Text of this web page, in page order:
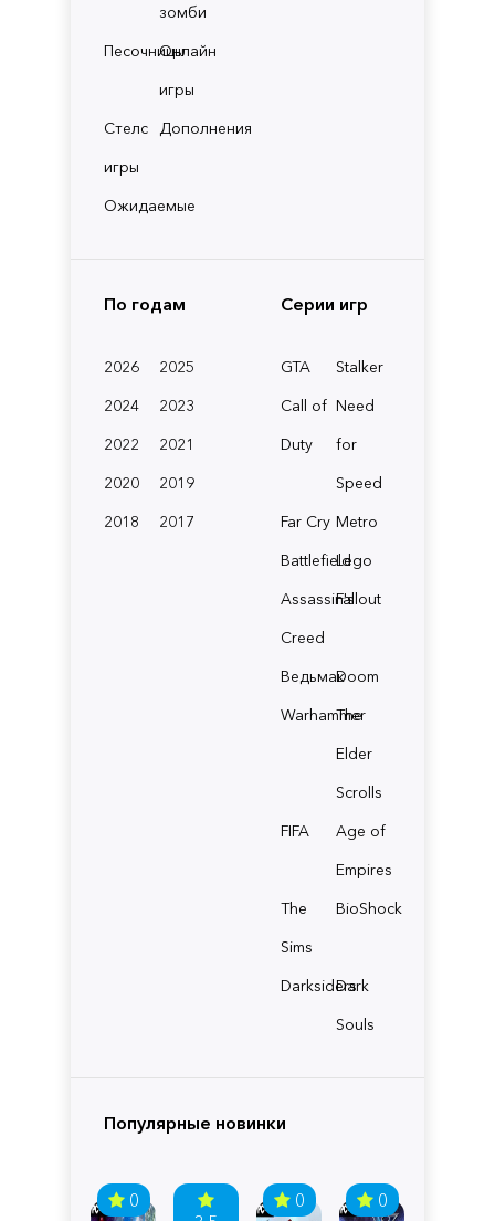
зомби
ПесочницыОнлайн
игры
Стелс
игры
Дополнения
Ожидаемые
По годам
2026
2025
2024
2023
2022
2021
2020
2019
2018
2017
Серии игр
GTA
Stalker
Call of
Duty
Need
for
Speed
Far Cry Metro
BattlefieldLego
Assassin's
Creed
Fallout
ВедьмакDoom
Warhammer
The
Elder
Scrolls
FIFA
Age of
Empires
The
Sims
BioShock
Darksiders
Dark
Souls
Популярные новинки
0
0 0